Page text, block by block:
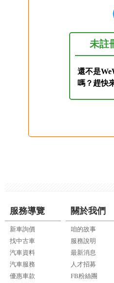
未註
還不是
嗎？趕快
服務導覽
新車詢價
找中古車
汽車資料
汽車服務
優惠車款
關於我們
咱的故事
服務說明
最新消息
人才招募
FB粉絲團